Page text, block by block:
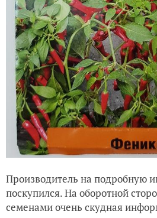
Производитель на подробную
поскупился. На оборотной
семенами очень скудная